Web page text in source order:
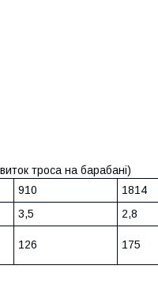
троса на барабані)
910 1814
3,5 2,8
126 175